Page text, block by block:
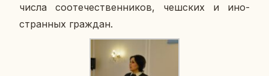
числа со­оте­че­ствен­ни­ков, чеш­ских и ино­
стран­ных граж­дан.